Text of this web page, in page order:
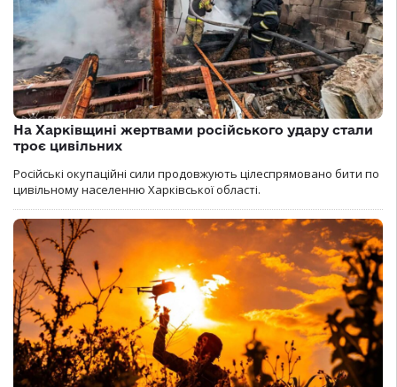
На Харківщині жертвами російського удару стали
троє цивільних
Російські окупаційні сили продовжують цілеспрямовано бити по
цивільному населенню Харківської області.